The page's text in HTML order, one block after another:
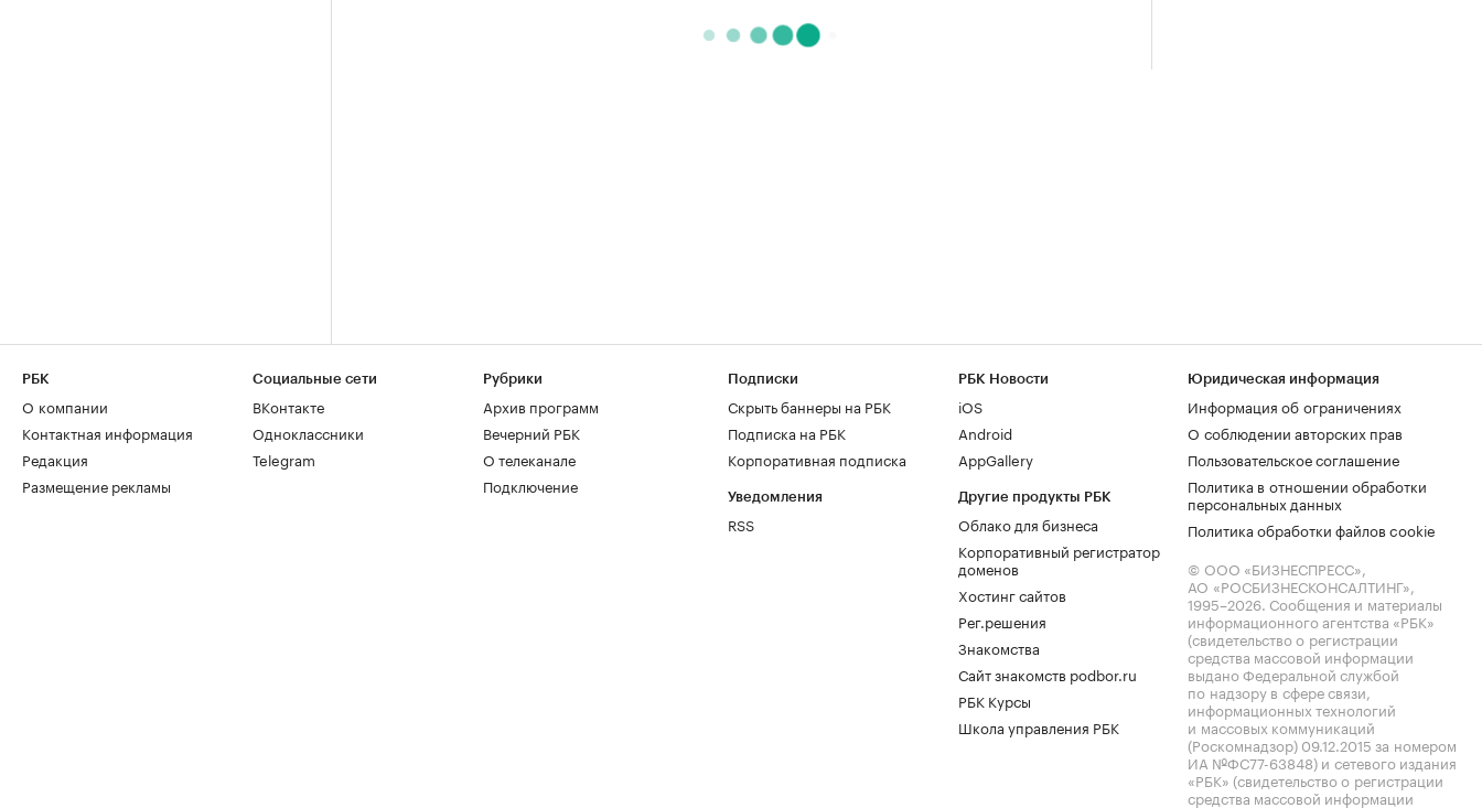
РБК
О компании
Контактная информация
Редакция
Размещение рекламы
Социальные сети
ВКонтакте
Одноклассники
Telegram
Рубрики
Архив программ
Вечерний РБК
О телеканале
Подключение
Подписки
Скрыть баннеры на РБК
Подписка на РБК
Корпоративная подписка
Уведомления
RSS
РБК Новости
iOS
Android
AppGallery
Другие продукты РБК
Облако для бизнеса
Корпоративный регистратор
доменов
Хостинг сайтов
Рег.решения
Знакомства
Сайт знакомств podbor.ru
РБК Курсы
Школа управления РБК
Юридическая информация
Информация об ограничениях
О соблюдении авторских прав
Пользовательское соглашение
Политика в отношении обработки
персональных данных
Политика обработки файлов cookie
© ООО «БИЗНЕСПРЕСС»,
АО «РОСБИЗНЕСКОНСАЛТИНГ»,
1995–2026. Сообщения и материалы
информационного агентства «РБК»
(свидетельство о регистрации
средства массовой информации
выдано Федеральной службой
по надзору в сфере связи,
информационных технологий
и массовых коммуникаций
(Роскомнадзор) 09.12.2015 за номером
ИА №ФС77-63848) и сетевого издания
«РБК» (свидетельство о регистрации
средства массовой информации